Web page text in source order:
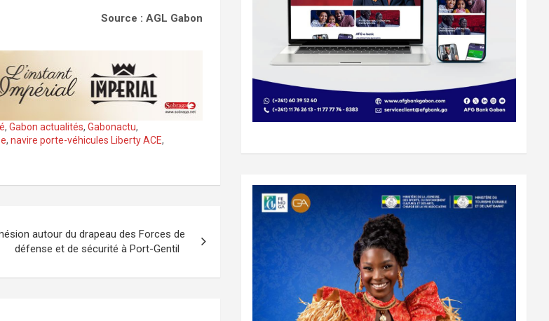
Source : AGL Gabon
, Gabon actualités, Gabonactu,
, navire porte-véhicules Liberty ACE,
autour du drapeau des Forces de
défense et de sécurité à Port-Gentil